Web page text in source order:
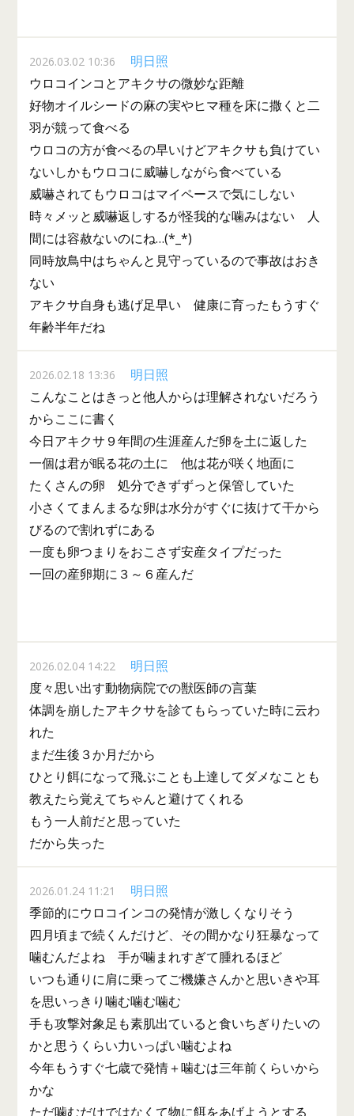
2026.03.02 10:36
明日照
ウロコインコとアキクサの微妙な距離
好物オイルシードの麻の実やヒマ種を床に撒くと二
羽が競って食べる
ウロコの方が食べるの早いけどアキクサも負けてい
ないしかもウロコに威嚇しながら食べている
威嚇されてもウロコはマイペースで気にしない
時々メッと威嚇返しするが怪我的な噛みはない 人
間には容赦ないのにね…(*_*)
同時放鳥中はちゃんと見守っているので事故はおき
ない
アキクサ自身も逃げ足早い 健康に育ったもうすぐ
年齢半年だね
2026.02.18 13:36
明日照
こんなことはきっと他人からは理解されないだろう
からここに書く
今日アキクサ９年間の生涯産んだ卵を土に返した
一個は君が眠る花の土に 他は花が咲く地面に
たくさんの卵 処分できずずっと保管していた
小さくてまんまるな卵は水分がすぐに抜けて干から
びるので割れずにある
一度も卵つまりをおこさず安産タイプだった
一回の産卵期に３～６産んだ
2026.02.04 14:22
明日照
度々思い出す動物病院での獣医師の言葉
体調を崩したアキクサを診てもらっていた時に云わ
れた
まだ生後３か月だから
ひとり餌になって飛ぶことも上達してダメなことも
教えたら覚えてちゃんと避けてくれる
もう一人前だと思っていた
だから失った
2026.01.24 11:21
明日照
季節的にウロコインコの発情が激しくなりそう
四月頃まで続くんだけど、その間かなり狂暴なって
噛むんだよね 手が噛まれすぎて腫れるほど
いつも通りに肩に乗ってご機嫌さんかと思いきや耳
を思いっきり噛む噛む噛む
手も攻撃対象足も素肌出ていると食いちぎりたいの
かと思うくらい力いっぱい噛むよね
今年もうすぐ七歳で発情＋噛むは三年前くらいから
かな
ただ噛むだけではなくて物に餌をあげようとする